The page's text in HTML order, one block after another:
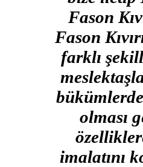
Fason
Fason
farklı
olması
imalatını